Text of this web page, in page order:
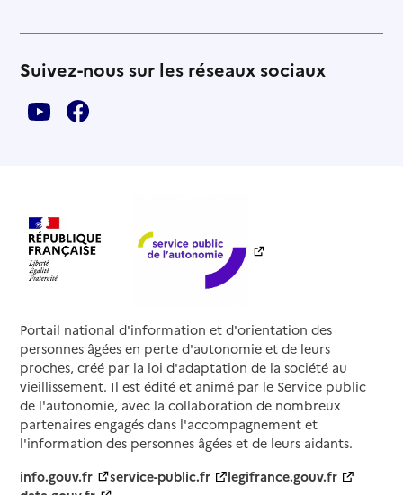
Suivez-nous sur les réseaux sociaux
Portail national d'information et d'orientation des
personnes âgées en perte d'autonomie et de leurs
proches, créé par la loi d'adaptation de la société au
vieillissement. Il est édité et animé par le Service public
de l'autonomie, avec la collaboration de nombreux
partenaires engagés dans l'accompagnement et
l'information des personnes âgées et de leurs aidants.
info.gouv.fr
service-public.fr
legifrance.gouv.fr